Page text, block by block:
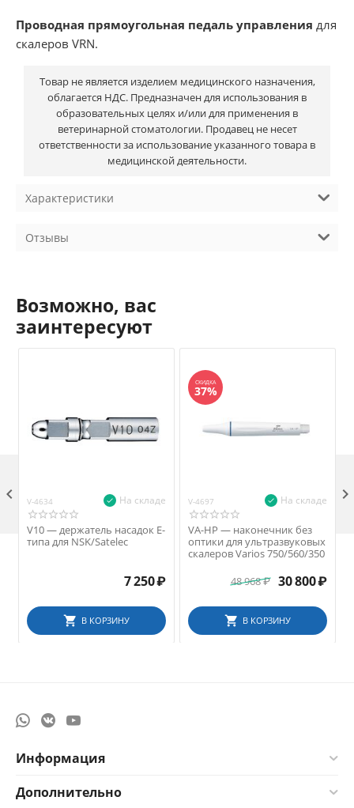
Проводная прямоугольная педаль управления для
скалеров VRN.
Товар не является изделием медицинского назначения,
облагается НДС. Предназначен для использования в
образовательных целях и/или для применения в
ветеринарной стоматологии. Продавец не несет
ответственности за использование указанного товара в
медицинской деятельности.
Характеристики
Отзывы
Возможно, вас
заинтересуют
V-4634 На складе
V10 — держатель насадок E-
типа для NSK/Satelec
7 250₽
В КОРЗИНУ
СКИДКА
37%
V-4697 На складе
VA-HP — наконечник без
оптики для ультразвуковых
скалеров Varios 750/560/350
48 968₽ 30 800₽
В КОРЗИНУ
 
Информация
Дополнительно